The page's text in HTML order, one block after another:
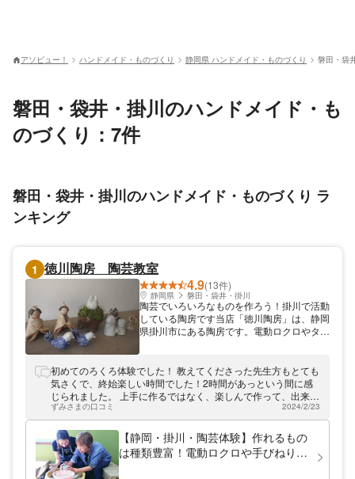
アソビュー！ ハンドメイド・ものづくり 静岡県 ハンドメイド・ものづくり 磐田・袋
磐田・袋井・掛川のハンドメイド・も
のづくり：7件
磐田・袋井・掛川のハンドメイド・ものづくり ラ
ンキング
1 徳川陶房 陶芸教室
4.9(13件)
静岡県 磐田・袋井・掛川
陶芸でいろいろなものを作ろう！掛川で活動
している陶房です当店「徳川陶房」は、静岡
県掛川市にある陶房です。電動ロクロやタタ
も作ることができますよ。陶芸体験が初めて
の方やお子さまなど、皆さまお楽しみいただ
けます。掛川にお越しの際は、ぜひご参加く
初めてのろくろ体験でした！ 教えてくださった先生方もとても
気さくで、終始楽しい時間でした！2時間があっという間に感
じられました。 上手に作るではなく、楽しんで作って、出来上
がったものも楽しむことをモットーとされていて、初めてでも
変に緊張することもなく楽しむことができました。 先生方も優
しく丁寧に教えてくださり、我ながらなかなか良い出来のもの
が出来たのでは！？という感じです笑 とても楽しかった反面、
慣れてきたところで時間という感じだったので、今後もろくろ
をやりに行きたいなと思っています。
ずみさまの口コミ 2024/2/23
【静岡・掛川・陶芸体験】作れるもの
は種類豊富！電動ロクロや手びねりな